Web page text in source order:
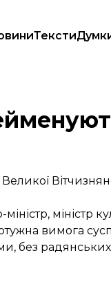
Тексти
Вітчизняної війни
Великої
міністр
вимога
без